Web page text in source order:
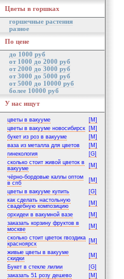
Цветы в горшках
горшечные растения
разное
По цене
до 1000 руб
от 1000 до 2000 руб
от 2000 до 3000 руб
от 3000 до 5000 руб
от 5000 до 10000 руб
более 10000 руб
У нас ищут
цветы в вакууме
[M]
цветы в вакууме новосибирск
[M]
букет из роз в вакууме
[M]
ваза из металла для цветов
[M]
гинекология
[G]
сколько стоит живой цветок в
вакууме
[M]
чёрно-бордовые каллы оптом
в спб
[M]
цветы в вакууме купить
[G]
как сделать настольную
свадебную композицию
[M]
орхидеи в вакумной вазе
[M]
заказать корзину фруктов в
москве
[M]
сколько стоит цветок гвоздика
красноярск
[M]
живые цветы в вакууме
скидки
[M]
Букет в стекле лилии
[G]
заказать 51 розу дешево
[M]